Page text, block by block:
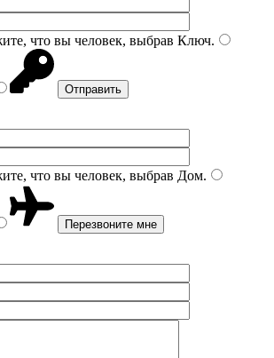
что вы человек, выбрав Ключ.
что вы человек, выбрав Дом.